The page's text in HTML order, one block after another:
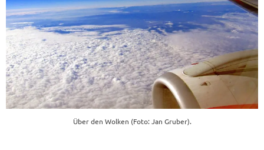
Über den Wolken (Foto: Jan Gruber).